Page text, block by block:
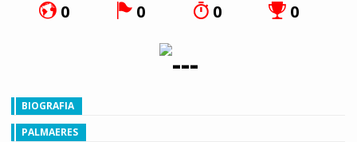
0 0 0 0
BIOGRAFIA
PALMAERES